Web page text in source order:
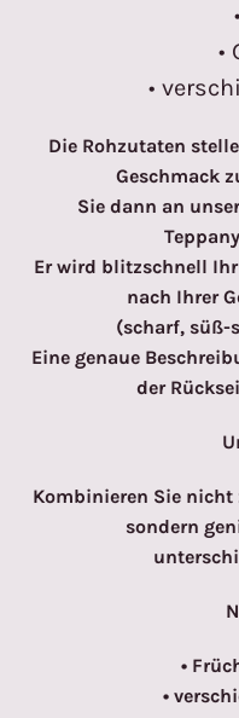
•
•
Die Rohzutaten
Geschmack
Sie dann an
Er wird blitzschnell
nach Ihrer
(scharf, süß-
Eine genaue
der
Kombinieren Sie nicht
sondern
•
•